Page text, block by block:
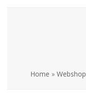
Home » Webshop